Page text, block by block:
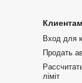
Клиентам
Вход для
Продать
ліміт